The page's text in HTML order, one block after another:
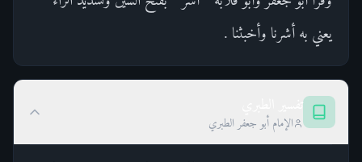
يعني به أشرنا وأخبثنا .
الإمام أبو جعفر الطبري